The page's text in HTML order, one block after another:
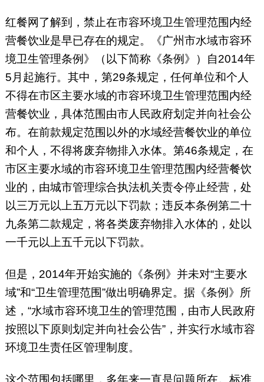
红餐网了解到，禁止在市容环境卫生管理范围内经
营餐饮业是早已存在的规定。《广州市水域市容环
境卫生管理条例》（以下简称《条例》）自2014年
5月起施行。其中，第29条规定，任何单位和个人
不得在市区主要水域的市容环境卫生管理范围内经
营餐饮业，具体范围由市人民政府划定并向社会公
布。在前款规定范围以外的水域经营餐饮业的单位
和个人，不得将废弃物排入水体。第46条规定，在
市区主要水域的市容环境卫生管理范围内经营餐饮
业的，由城市管理综合执法机关责令停止经营，处
以三万元以上五万元以下罚款；违反本条例第二十
九条第二款规定，将各类废弃物排入水体的，处以
一千元以上五千元以下罚款。
但是，2014年开始实施的《条例》并未对“主要水
域”和“卫生管理范围”做出明确界定。据《条例》所
述，“水域市容环境卫生的管理范围，由市人民政府
按照以下原则划定并向社会公告”，并实行水域市容
环境卫生责任区管理制度。